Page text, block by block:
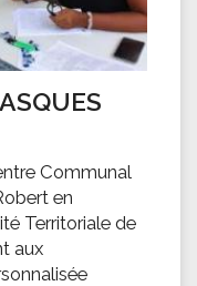
Communal
en
Territoriale de
aux